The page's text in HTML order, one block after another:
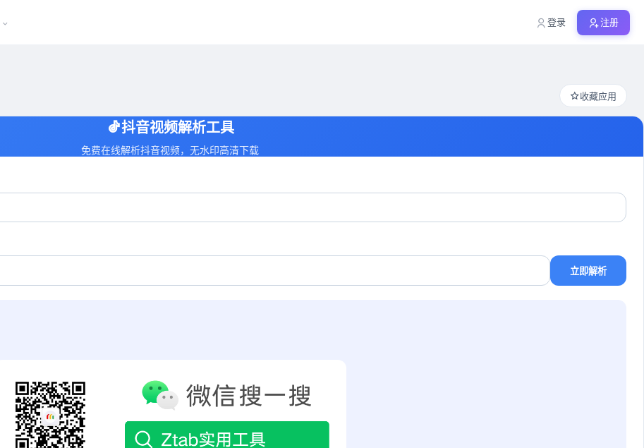
登录 注册
收藏应用
抖音视频解析工具
免费在线解析抖音视频，无水印高清下载
立即解析